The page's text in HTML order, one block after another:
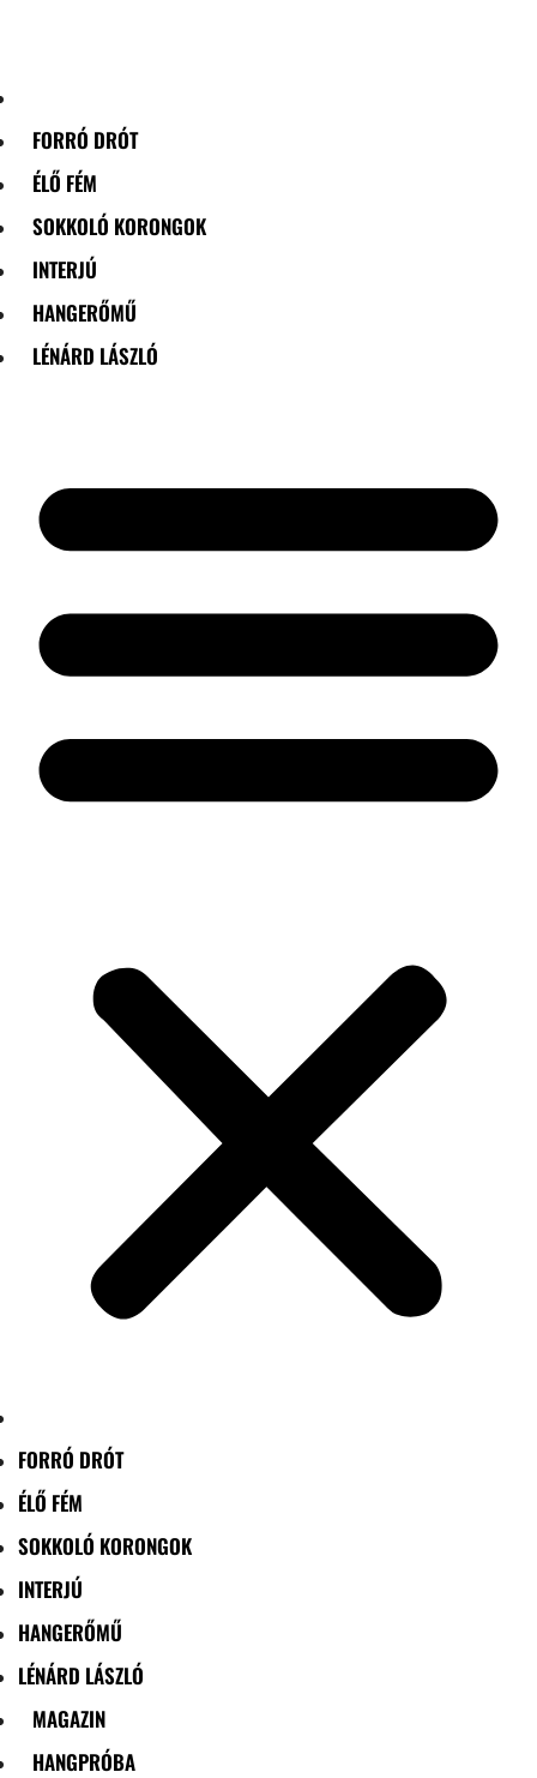
FORRÓ DRÓT
ÉLŐ FÉM
SOKKOLÓ KORONGOK
INTERJÚ
HANGERŐMŰ
LÉNÁRD LÁSZLÓ
FORRÓ DRÓT
ÉLŐ FÉM
SOKKOLÓ KORONGOK
INTERJÚ
HANGERŐMŰ
LÉNÁRD LÁSZLÓ
MAGAZIN
HANGPRÓBA